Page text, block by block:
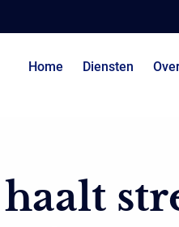
Home Diensten